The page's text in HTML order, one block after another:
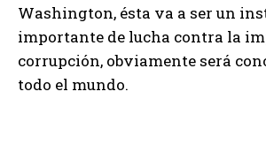
Washington, ésta va a ser un
importante de lucha contra la
corrupción, obviamente será
todo el mundo.